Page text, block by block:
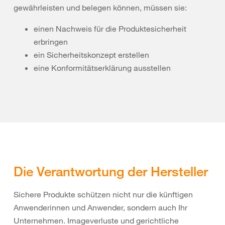
gewährleisten und belegen können, müssen sie:
einen Nachweis für die Produktesicherheit
erbringen
ein Sicherheitskonzept erstellen
eine Konformitätserklärung ausstellen
Die Verantwortung der Hersteller
Sichere Produkte schützen nicht nur die künftigen
Anwenderinnen und Anwender, sondern auch Ihr
Unternehmen. Imageverluste und gerichtliche